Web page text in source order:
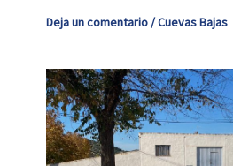
Deja un comentario/Cuevas Bajas